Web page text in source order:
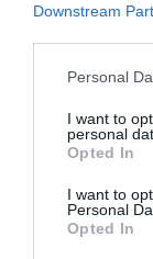
Downstream
Please note
not limited to
grant or deny
use your data
consent section.
Personal
I want to
personal
Opted In
I want to
Personal
Opted In